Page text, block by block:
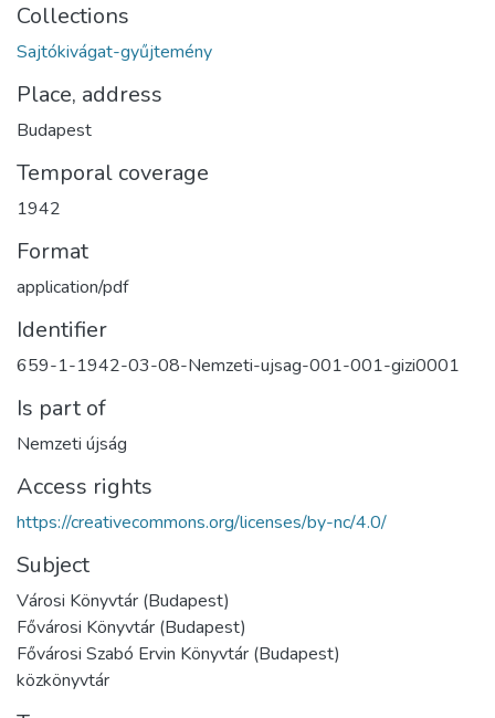
Collections
Sajtókivágat-gyűjtemény
Place, address
Budapest
Temporal coverage
1942
Format
application/pdf
Identifier
659-1-1942-03-08-Nemzeti-ujsag-001-001-gizi0001
Is part of
Nemzeti újság
Access rights
https://creativecommons.org/licenses/by-nc/4.0/
Subject
Városi Könyvtár (Budapest)
Fővárosi Könyvtár (Budapest)
Fővárosi Szabó Ervin Könyvtár (Budapest)
közkönyvtár